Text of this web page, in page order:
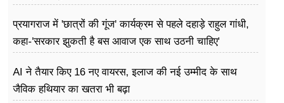
प्रयागराज में 'छात्रों की गूंज' कार्यक्रम से पहले दहाड़े राहुल गांधी,
कहा-'सरकार झुकती है बस आवाज एक साथ उठनी चाहिए'
AI ने तैयार किए 16 नए वायरस, इलाज की नई उम्मीद के साथ
जैविक हथियार का खतरा भी बढ़ा